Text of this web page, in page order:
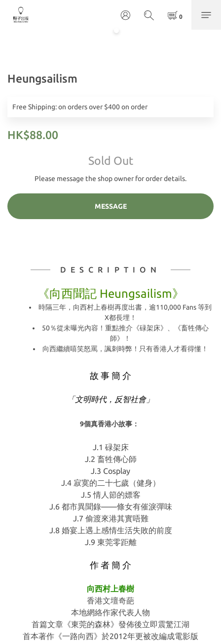
Heungsailism
Free Shipping: on orders over $400 on order
HK$88.00
Sold Out
Please message the shop owner for order details.
MESSAGE
DESCRIPTION
《向西聞記 Heungsailism》
時隔三年，向西村上春樹再度出書，逾110,000 Fans 等到
X都長埋！
50％從未曝光內容！重點推介《碌架床》、《畜牲傳心
師》！
向西繼續嘻笑怒罵，諷刺時弊！只有香港人才看得懂！
故 事 簡 介
「文明時代，反智社會」
9個真香港小故事：
J.1 碌架床
J.2 畜牲傳心師
J.3 Cosplay
J.4 寂寞的二十七歲（健身）
J.5 情人節的嫖客
J.6 都市異聞錄——條女有催淚彈味
J.7 偷渡來港其實唔難
J.8 婚宴上遇上感情生活失敗的前度
J.9 東莞零距離
作 者 簡 介
向西村上春樹
香港文壇奇葩
本地網絡作家代表人物
首篇文章《東莞的森林》發佈後立即震驚江湖
首本著作《一路向西》於2012年更被改編成電影版